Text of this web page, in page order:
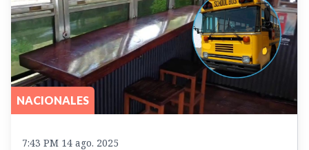
NACIONALES
7:43 PM 14 ago. 2025